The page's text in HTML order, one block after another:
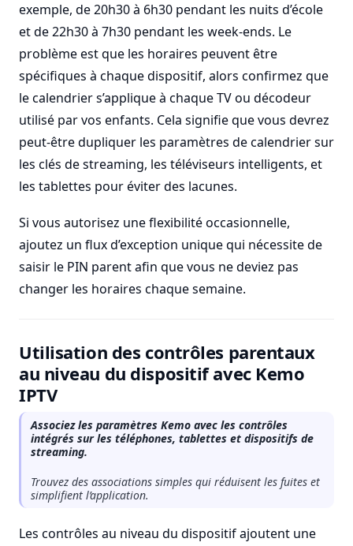
exemple, de 20h30 à 6h30 pendant les nuits d’école
et de 22h30 à 7h30 pendant les week-ends. Le
problème est que les horaires peuvent être
spécifiques à chaque dispositif, alors confirmez que
le calendrier s’applique à chaque TV ou décodeur
utilisé par vos enfants. Cela signifie que vous devrez
peut-être dupliquer les paramètres de calendrier sur
les clés de streaming, les téléviseurs intelligents, et
les tablettes pour éviter des lacunes.
Si vous autorisez une flexibilité occasionnelle,
ajoutez un flux d’exception unique qui nécessite de
saisir le PIN parent afin que vous ne deviez pas
changer les horaires chaque semaine.
Utilisation des contrôles parentaux
au niveau du dispositif avec Kemo
IPTV
Associez les paramètres Kemo avec les contrôles
intégrés sur les téléphones, tablettes et dispositifs de
streaming.
Trouvez des associations simples qui réduisent les fuites et
simplifient l’application.
Les contrôles au niveau du dispositif ajoutent une